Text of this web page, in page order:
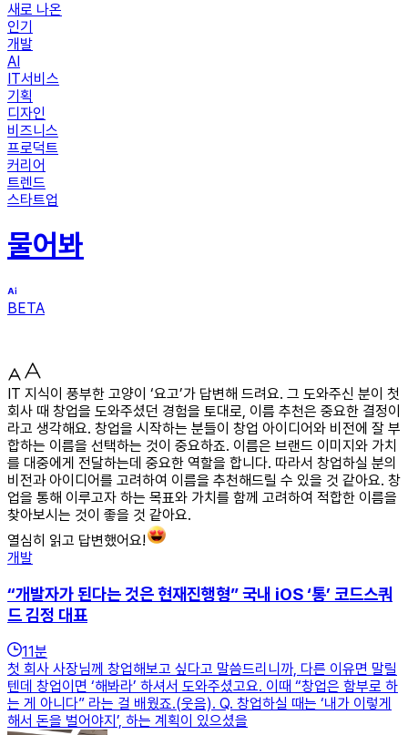
새로 나온
인기
개발
AI
IT서비스
기획
디자인
비즈니스
프로덕트
커리어
트렌드
스타트업
물어봐
BETA
IT 지식이 풍부한 고양이 ‘요고’가 답변해 드려요. 그 도와주신 분이 첫
회사 때 창업을 도와주셨던 경험을 토대로, 이름 추천은 중요한 결정이
라고 생각해요. 창업을 시작하는 분들이 창업 아이디어와 비전에 잘 부
합하는 이름을 선택하는 것이 중요하죠. 이름은 브랜드 이미지와 가치
를 대중에게 전달하는데 중요한 역할을 합니다. 따라서 창업하실 분의
비전과 아이디어를 고려하여 이름을 추천해드릴 수 있을 것 같아요. 창
업을 통해 이루고자 하는 목표와 가치를 함께 고려하여 적합한 이름을
찾아보시는 것이 좋을 것 같아요.
열심히 읽고 답변했어요!
개발
“개발자가 된다는 것은 현재진행형” 국내 iOS ‘통’ 코드스쿼
드 김정 대표
11분
첫 회사 사장님께 창업해보고 싶다고 말씀드리니까, 다른 이유면 말릴
텐데 창업이면 ‘해봐라’ 하셔서 도와주셨고요. 이때 “창업은 함부로 하
는 게 아니다” 라는 걸 배웠죠.(웃음). Q. 창업하실 때는 ‘내가 이렇게
해서 돈을 벌어야지’, 하는 계획이 있으셨을